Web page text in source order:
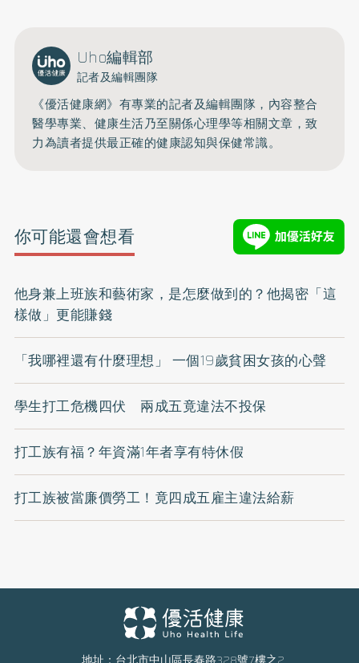
Uho編輯部
記者及編輯團隊
《優活健康網》有專業的記者及編輯團隊，內容整合
醫學專業、健康生活乃至關係心理學等相關文章，致
力為讀者提供最正確的健康認知與保健常識。
你可能還會想看
他身兼上班族和藝術家，是怎麼做到的？他揭密「這
樣做」更能賺錢
「我哪裡還有什麼理想」 一個19歲貧困女孩的心聲
學生打工危機四伏 兩成五竟違法不投保
打工族有福？年資滿1年者享有特休假
打工族被當廉價勞工！竟四成五雇主違法給薪